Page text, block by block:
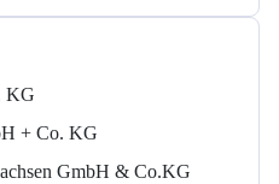
KG
+ Co. KG
GmbH & Co.KG